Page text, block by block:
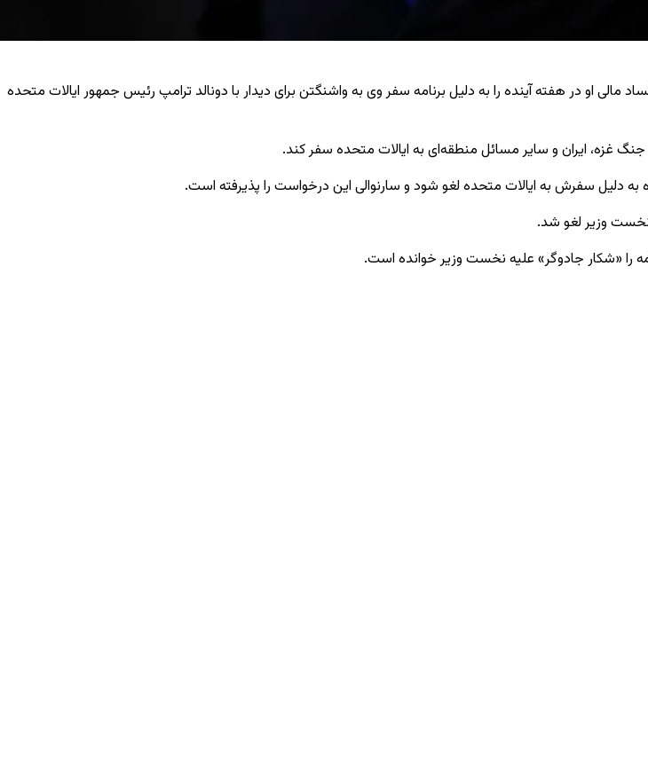
او در هفته آینده را به دلیل برنامه سفر وی به واشنگتن برای دیدار با دونالد ترامپ رئیس ‌جمهور ایالات متحده
جنگ غزه، ایران و سایر مسائل منطقه‌ای به ایالات متحده سفر کند.
دلیل سفرش به ایالات متحده لغو شود و سارنوالی این درخواست را پذیرفته است.
‌وزیر لغو شد.
را «شکار جادوگر» علیه نخست ‌وزیر خوانده است.